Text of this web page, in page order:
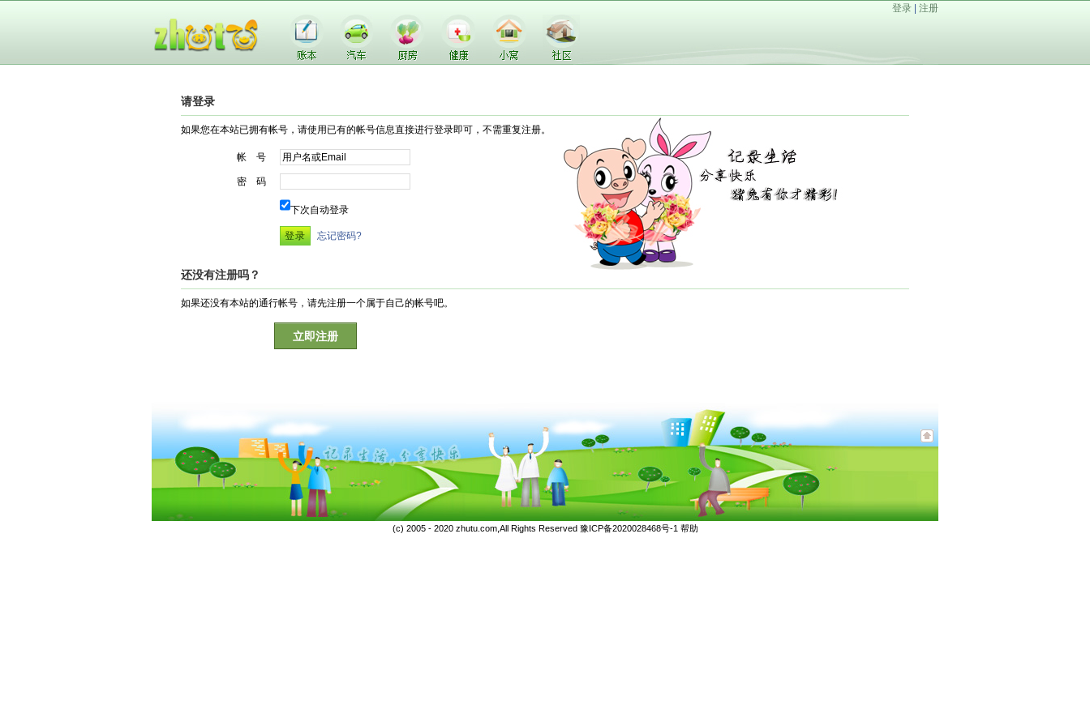
登录 注册
请登录
如果您在本站已拥有帐号，请使用已有的帐号信息直接进行登录即可，不需重复注册。
帐 号
密 码
下次自动登录
忘记密码?
还没有注册吗？
如果还没有本站的通行帐号，请先注册一个属于自己的帐号吧。
立即注册
(c) 2005 - 2020 zhutu.com,All Rights Reserved 豫ICP备2020028468号-1 帮助